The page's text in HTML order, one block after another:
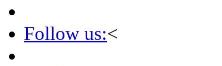
Follow us:<